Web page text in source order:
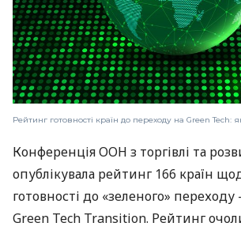
Рейтинг готовності країн до переходу на Green Tech:
Конференція ООН з торгівлі та
опублікувала рейтинг 166 країн
готовності до «зеленого»
Green Tech Transition. Рейтинг